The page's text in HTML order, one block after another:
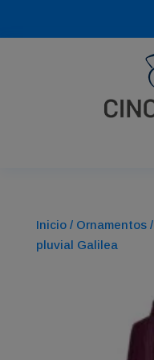
Inicio/ Ornamentos/
pluvial Galilea